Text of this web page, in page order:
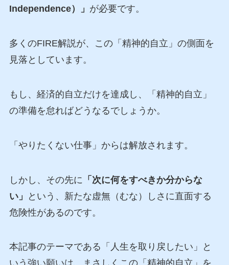
Independence）」 が必要です。
多くのFIRE解説が、この「精神的自立」の側面を
見落としています。
もし、経済的自立だけを達成し、「精神的自立」
の準備を怠ればどうなるでしょうか。
「やりたくない仕事」からは解放されます。
しかし、その先に 「次に何をすべきか分からな
い」
という、新たな虚無（むな）しさに直面する
危険性があるのです。
本記事のテーマである「人生を取り戻したい」と